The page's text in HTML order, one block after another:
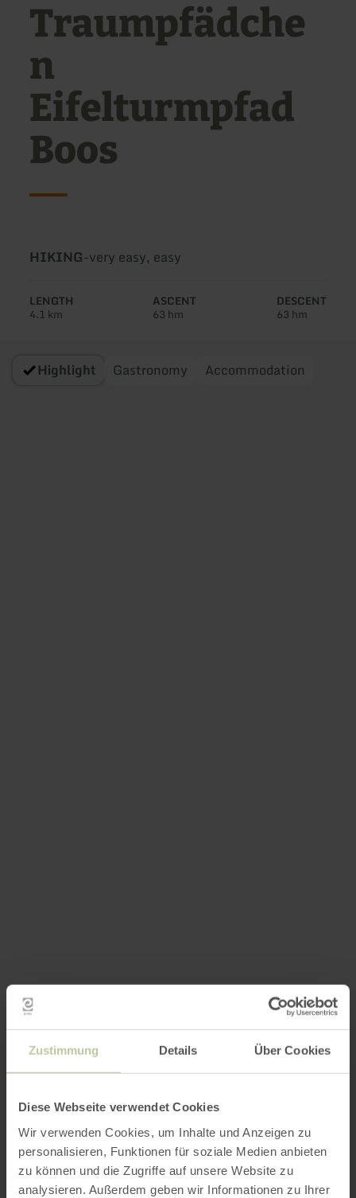
Zustimmung Details Über Cookies
Diese Webseite verwendet Cookies
Wir verwenden Cookies, um Inhalte und Anzeigen zu
personalisieren, Funktionen für soziale Medien anbieten
zu können und die Zugriffe auf unsere Website zu
analysieren. Außerdem geben wir Informationen zu Ihrer
Traumpfädche
n
Eifelturmpfad
Boos
Type
tour:
HIKING-Difficulty:
very easy, easy
LENGTH
4.1 km
ASCENT
63 hm
DESCENT
63 hm
Highlight Gastronomy Accommodation